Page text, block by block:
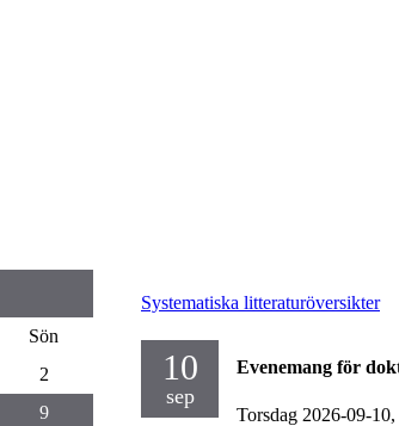
Systematiska litteraturöversikter
10
sep
Evenemang för
Torsdag 2026-09-10,
Sön
2
9